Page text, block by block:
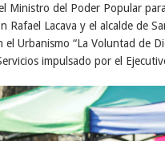
Ministro del Poder Popular
Rafael Lacava y el alcalde de
el Urbanismo “La Voluntad de
impulsado por el